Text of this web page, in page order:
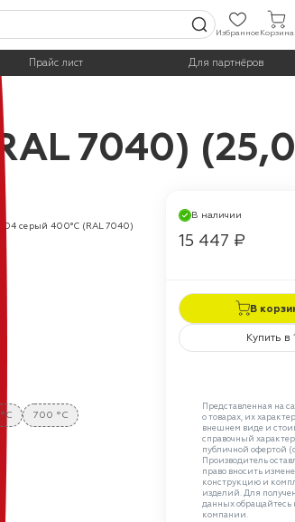
ИзбранноеКорзина
Прайс лист Для партнёров
7040)
серый 400°С (RAL 7040)
700 °C
В наличии
15 447 ₽
В
Купить в
Представленная на
о товарах, их
внешнем виде и
справочный
публичной офертой
Производитель
право вносить
конструкцию и
изделий. Для
данных обращайтесь
компании.